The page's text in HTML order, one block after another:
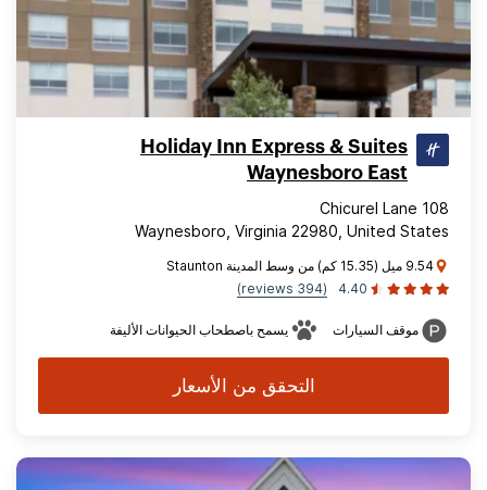
Holiday Inn Express & Suites
Waynesboro East
108 Chicurel Lane
Waynesboro, Virginia 22980, United States
9.54 ميل (15.35 كم) من وسط المدينة Staunton
4.40
(394 reviews)
موقف السيارات يسمح باصطحاب الحيوانات الأليفة
التحقق من الأسعار